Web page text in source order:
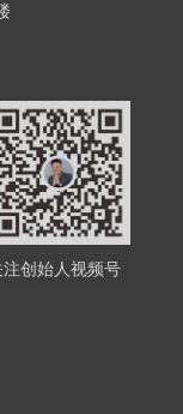
注创始人视频号